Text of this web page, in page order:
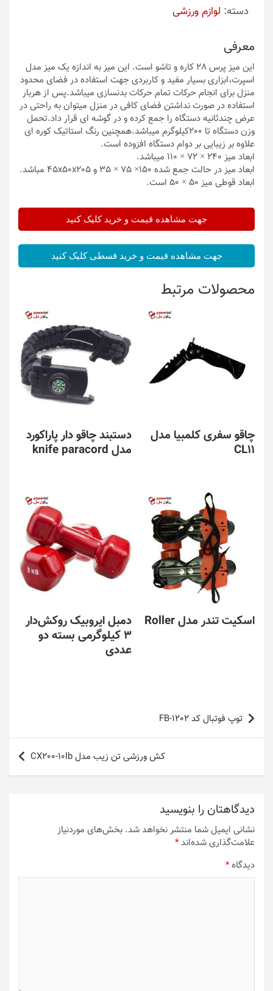
دسته: لوازم ورزشی
معرفی
این میز پرس 28 کاره و تاشو است. این میز به اندازه یک میز مدل
اسپرت،ابزاری بسیار مفید و کاربردی جهت استفاده در فضای محدود
منزل برای انجام حرکات تمام حرکات بدنسازی میباشد.پس از هربار
استفاده در صورت نداشتن فضای کافی در منزل میتوان به راحتی در
عرض چندثانیه دستگاه را جمع کرده و در گوشه ای قرار داد.تحمل
وزن دستگاه تا 200کیلوگرم میباشد.همچنین رنگ استاتیک کوره ای
علاوه بر زیبایی بر دوام دستگاه افزوده است.
ابعاد میز 240 × 72 × 110 میباشد.
ابعاد میز در حالت جمع شده 150× 75 × 35 و 45x50x205 مباشد.
ابعاد قوطی میز 50 × 50 است.
جهت مشاهده قیمت و خرید کلیک کنید
جهت مشاهده قیمت و خرید قسطی کلیک کنید
محصولات مرتبط
چاقو سفری کلمبیا مدل
CL11
دستبند چاقو دار پاراکورد
مدل knife paracord
اسکیت تندر مدل Roller
دمبل ایروبیک روکش‌دار
3 کیلوگرمی بسته دو
عددی
راهبری
نوشته
توپ فوتبال کد FB-1202
کش ورزشی تن زیب مدل CX200-10lb
دیدگاهتان را بنویسید
نشانی ایمیل شما منتشر نخواهد شد. بخش‌های موردنیاز
علامت‌گذاری شده‌اند*
دیدگاه*